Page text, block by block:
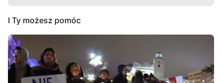
I Ty możesz pomóc